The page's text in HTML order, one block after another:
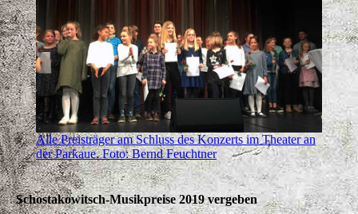
Alle Preisträger am Schluss des Konzerts im Theater an
der Parkaue. Foto: Bernd Feuchtner
Schostakowitsch-Musikpreise 2019 vergeben